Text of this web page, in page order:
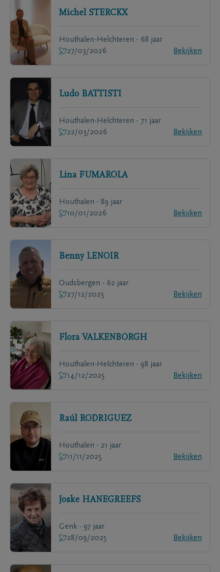
Michel STERCKX
Houthalen-Helchteren - 68 jaar
27/03/2026
Bekijken
Ludo BATTISTI
Houthalen-Helchteren - 71 jaar
22/03/2026
Bekijken
Lina FUMAROLA
Houthalen - 89 jaar
10/01/2026
Bekijken
Benny LENOIR
Oudsbergen - 62 jaar
27/12/2025
Bekijken
Flora VALKENBORGH
Houthalen-Helchteren - 98 jaar
14/12/2025
Bekijken
Raúl RODRIGUEZ
Houthalen - 21 jaar
11/11/2025
Bekijken
Joske HANEGREEFS
Genk - 97 jaar
28/09/2025
Bekijken